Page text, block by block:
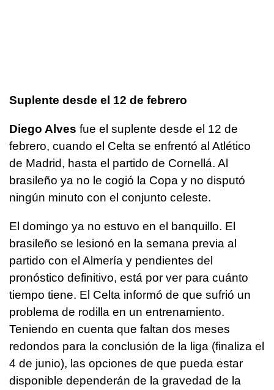
Suplente desde el 12 de febrero
Diego Alves fue el suplente desde el 12 de
febrero, cuando el Celta se enfrentó al Atlético
de Madrid, hasta el partido de Cornellá. Al
brasileño ya no le cogió la Copa y no disputó
ningún minuto con el conjunto celeste.
El domingo ya no estuvo en el banquillo. El
brasileño se lesionó en la semana previa al
partido con el Almería y pendientes del
pronóstico definitivo, está por ver para cuánto
tiempo tiene. El Celta informó de que sufrió un
problema de rodilla en un entrenamiento.
Teniendo en cuenta que faltan dos meses
redondos para la conclusión de la liga (finaliza el
4 de junio), las opciones de que pueda estar
disponible dependerán de la gravedad de la